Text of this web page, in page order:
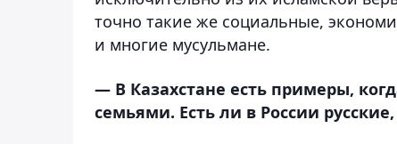
точно такие же социальные,
и многие мусульмане.
— В Казахстане есть примеры,
семьями. Есть ли в России